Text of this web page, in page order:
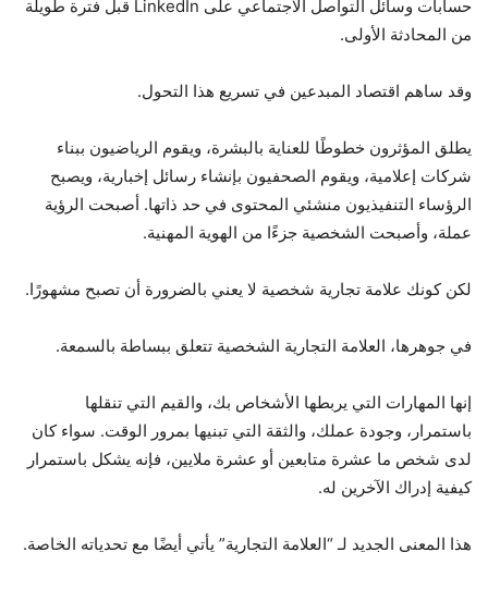
حسابات وسائل التواصل الاجتماعي على LinkedIn قبل فترة طويلة
من المحادثة الأولى.
وقد ساهم اقتصاد المبدعين في تسريع هذا التحول.
يطلق المؤثرون خطوطًا للعناية بالبشرة، ويقوم الرياضيون ببناء
شركات إعلامية، ويقوم الصحفيون بإنشاء رسائل إخبارية، ويصبح
الرؤساء التنفيذيون منشئي المحتوى في حد ذاتها. أصبحت الرؤية
عملة، وأصبحت الشخصية جزءًا من الهوية المهنية.
لكن كونك علامة تجارية شخصية لا يعني بالضرورة أن تصبح مشهورًا.
في جوهرها، العلامة التجارية الشخصية تتعلق ببساطة بالسمعة.
إنها المهارات التي يربطها الأشخاص بك، والقيم التي تنقلها
باستمرار، وجودة عملك، والثقة التي تبنيها بمرور الوقت. سواء كان
لدى شخص ما عشرة متابعين أو عشرة ملايين، فإنه يشكل باستمرار
كيفية إدراك الآخرين له.
هذا المعنى الجديد لـ “العلامة التجارية” يأتي أيضًا مع تحدياته الخاصة.